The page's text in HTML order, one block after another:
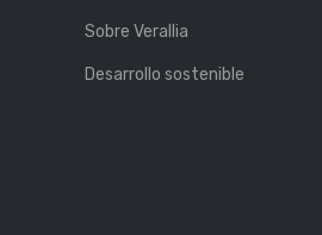
Sobre Verallia
Desarrollo sostenible